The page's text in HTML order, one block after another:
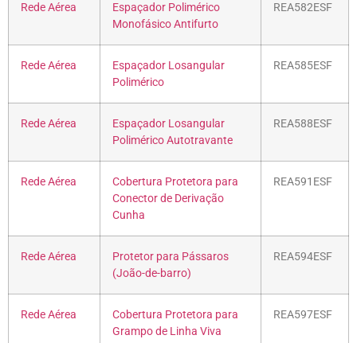
Rede Aérea
Espaçador Polimérico
Monofásico Antifurto
REA582ESF
Rede Aérea
Espaçador Losangular
Polimérico
REA585ESF
Rede Aérea
Espaçador Losangular
Polimérico Autotravante
REA588ESF
Rede Aérea
Cobertura Protetora para
Conector de Derivação
Cunha
REA591ESF
Rede Aérea
Protetor para Pássaros
(João-de-barro)
REA594ESF
Rede Aérea
Cobertura Protetora para
Grampo de Linha Viva
REA597ESF